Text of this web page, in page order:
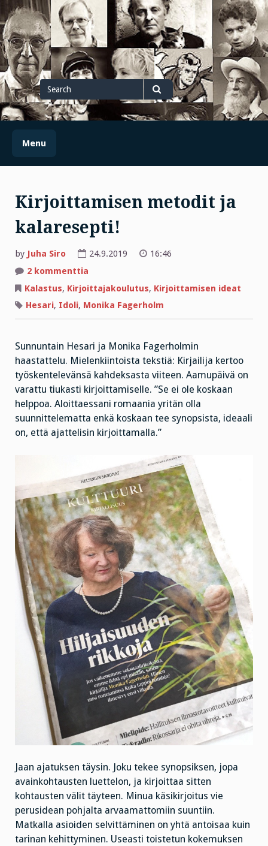
Skip
to
content
Search
for
Search
Menu
Kirjoittamisen metodit ja
kalaresepti!
by Juha Siro 24.9.2019
16:46
2 kommenttia
metodit
kalaresepti!
Kalastus, Kirjoittajakoulutus, Kirjoittamisen ideat
Hesari, Idoli, Monika Fagerholm
Sunnuntain Hesari ja Monika Fagerholmin
haastattelu. Mielenkiintoista tekstiä: Kirjailija kertoo
työskentelevänsä kahdeksasta viiteen. Aamupäivä on
varattu tiukasti kirjoittamiselle. ”Se ei ole koskaan
helppoa. Aloittaessani romaania yritän olla
suunnittelematta enkä koskaan tee synopsista, ideaali
on, että ajattelisin kirjoittamalla.”
Jaan ajatuksen täysin. Joku tekee synopsiksen, jopa
avainkohtausten luettelon, ja kirjoittaa sitten
kohtausten välit täyteen. Minua käsikirjoitus vie
perusidean pohjalta arvaamattomiin suuntiin.
Matkalla asioiden selvittäminen on yhtä antoisaa kuin
tarinan kehittyminen. Useasti toistetun kokemuksen